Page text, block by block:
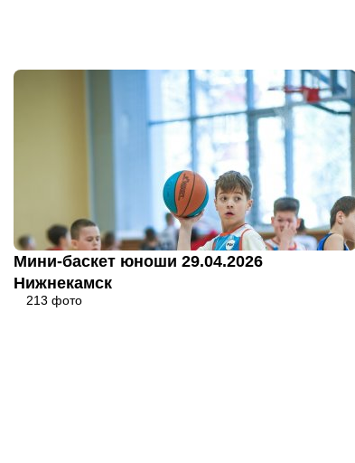
Мини-баскет юноши 29.04.2026
Нижнекамск
213 фото